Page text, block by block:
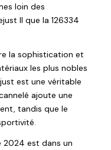
loin des
II que la 126334
la sophistication et
les plus nobles
est une véritable
ajoute une
tandis que le
2024 est dans un